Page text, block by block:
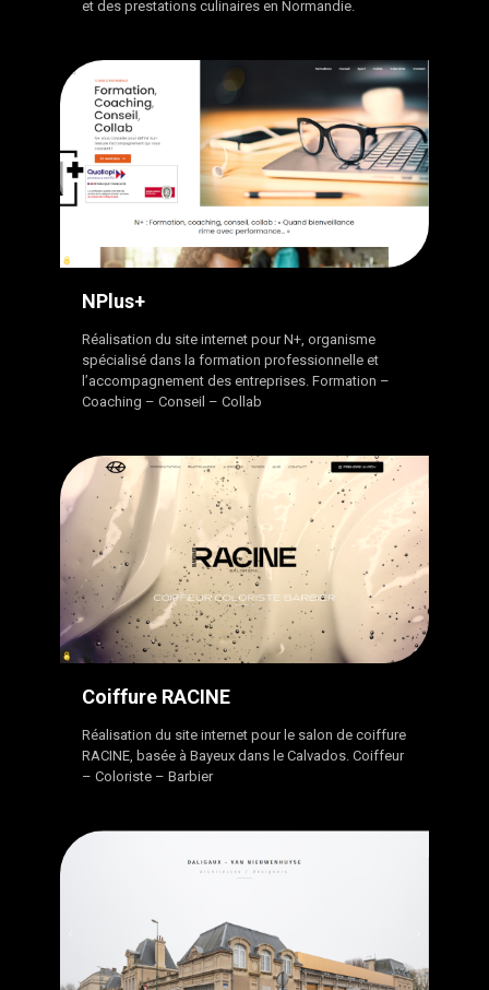
et des prestations culinaires en Normandie.
NPlus+
Réalisation du site internet pour N+, organisme
spécialisé dans la formation professionnelle et
l’accompagnement des entreprises. Formation –
Coaching – Conseil – Collab
Coiffure RACINE
Réalisation du site internet pour le salon de coiffure
RACINE, basée à Bayeux dans le Calvados. Coiffeur
– Coloriste – Barbier